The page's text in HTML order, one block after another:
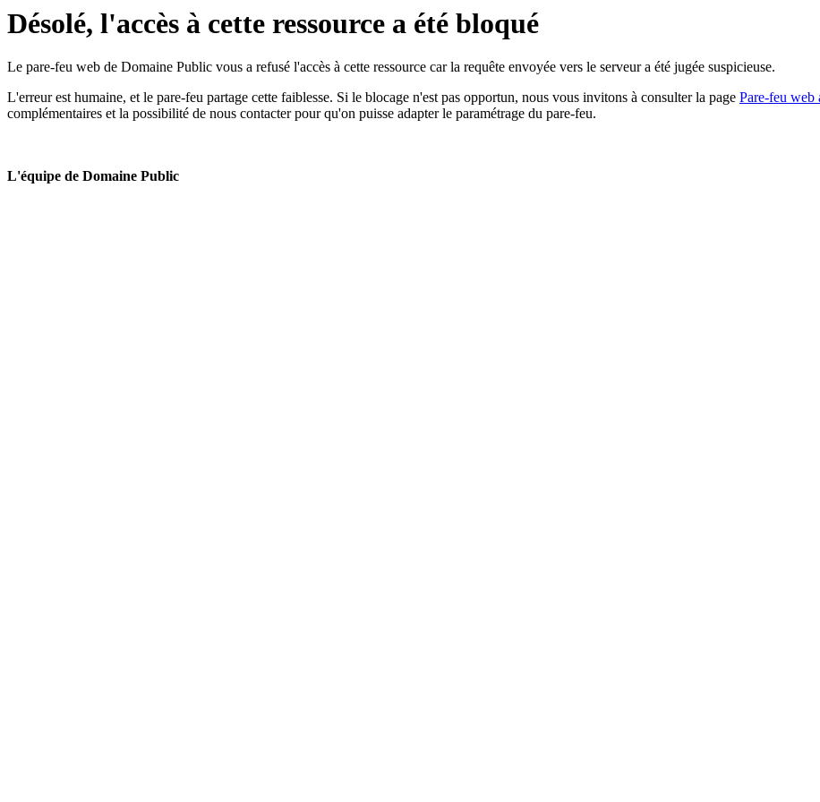
Désolé, l'accès à cette ressource a été bloqué
Le pare-feu web de Domaine Public vous a refusé l'accès à cette ressource car la requête envoyée vers le serveur a été jugée suspicieuse.
L'erreur est humaine, et le pare-feu partage cette faiblesse. Si le blocage n'est pas opportun, nous vous invitons à consulter la page Pare-feu web
complémentaires et la possibilité de nous contacter pour qu'on puisse adapter le paramétrage du pare-feu.
L'équipe de Domaine Public